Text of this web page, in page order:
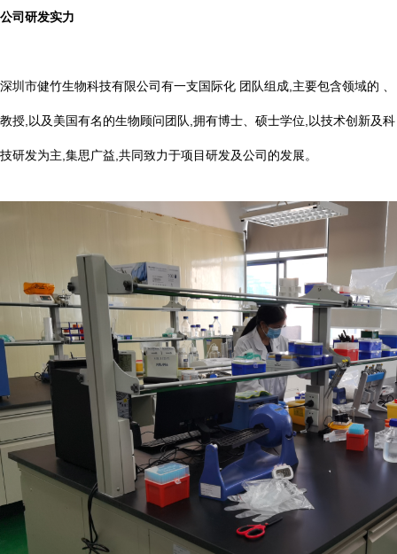
公司研发实力
深圳市健竹生物科技有限公司有一支国际化 团队组成,主要包含领域的 、
教授,以及美国有名的生物顾问团队,拥有博士、硕士学位,以技术创新及科
技研发为主,集思广益,共同致力于项目研发及公司的发展。